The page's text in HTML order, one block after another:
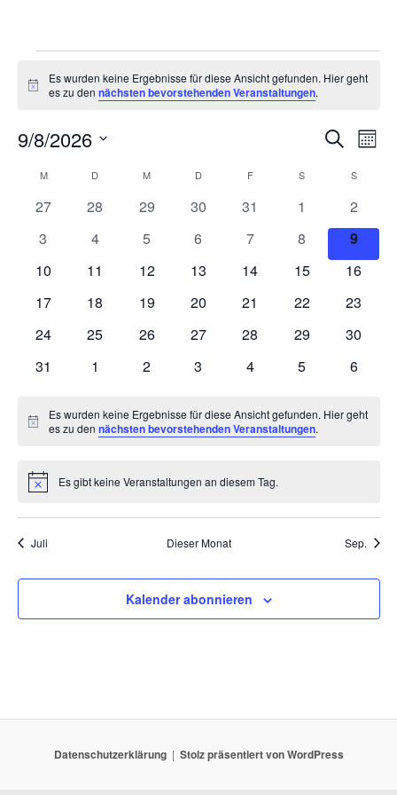
Hinweis
Es wurden keine Ergebnisse für diese Ansicht gefunden. Hier geht
es zu dennächsten bevorstehenden Veranstaltungen.
Suche
Navigation
SucheMonat
9/8/2026
wählen.
Kalender
Veranstaltungen
MMONTAG D DIENSTAGM MITTWOCH
DDONNERSTAG
FFREITAG S SAMSTAGS
0
27
0
28
0
29
0
30
0
Veranstaltungen
31
0
1
0
2
0
3
0
4
0
5
0
6
0
Veranstaltungen
7
0
8
0
9
0
10
0
11
0
12
0
13
0
14
0
15
0
16
0
17
0
18
0
19
0
20
0
21
0
22
0
23
0
24
0
25
0
26
0
27
0
28
0
29
0
30
0
31
0
1
0
2
0
3
0
4
0
5
0
6
Hinweis
Es wurden keine Ergebnisse für diese Ansicht gefunden. Hier geht
es zu dennächsten bevorstehenden Veranstaltungen.
HinweisEs gibt keine Veranstaltungen an diesem Tag.
Juli Dieser Monat Sep.
Kalender abonnieren
Datenschutzerklärung Stolz präsentiert von WordPress